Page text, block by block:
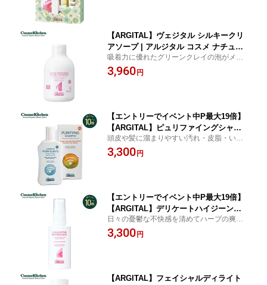
【ARGITAL】ヴェジタル シルキークリ
アソープ | アルジタル コスメ ナチュラ
ルコスメ スキンケア ナチュラルスキン
ケア 洗顔 洗顔 泡洗顔 洗顔料 フォーム
吸着力に優れたグリーンクレイの泡がメラ
ニンを含む古い角質をケア。
3,960円
【エントリーでイベント中P最大19倍】
【ARGITAL】ピュリファイングシャン
プー 250mL | アルジタル コスメ ナチュ
ラルコスメ ヘアケア ナチュラルヘアケ
頭皮や髪に溜まりやすい汚れ・皮脂・いら
ないものを取り除く
3,300円
【エントリーでイベント中P最大19倍】
【ARGITAL】デリケートハイジーンク
リアミスト | クレイ フェムケア デリケ
ート ミスト ふき取り リフレッシュ ニ
日々の憂鬱な不快感を清めてハーブの爽快
感でリフレッシュ。洗った後のようなスッ
キリ感！拭きとるリフレッシュミスト。
3,300円
【ARGITAL】フェイシャルディライト